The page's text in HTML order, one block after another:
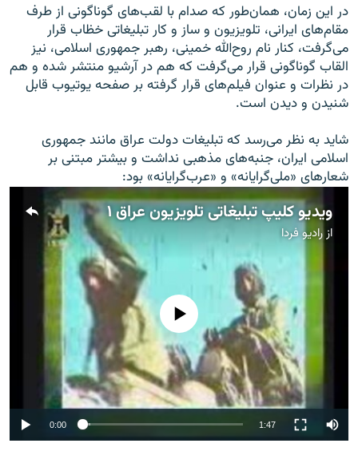
در این زمان، همان‌طور که صدام با لقب‌های گوناگونی از طرف
مقام‌های ایرانی، تلویزیون و ساز و کار تبلیغاتی خظاب قرار
می‌گرفت، کنار نام روح‌الله خمینی، رهبر جمهوری اسلامی، نیز
القاب گوناگونی قرار می‌گرفت که هم در آرشیو منتشر شده و هم
در نظرات و عنوان فیلم‌های قرار گرفته بر صفحه یوتیوب قابل
شنیدن و دیدن است.
شاید به نظر می‌رسد که تبلیغات دولت عراق مانند جمهوری
اسلامی ایران، جنبه‌های مذهبی نداشت و بیشتر مبتنی بر
شعارهای «ملی‌گرایانه» و «عرب‌گرایانه» بود:
ویدیو کلیپ تبلیغاتی تلویزیون عراق ۱
ازرادیو فردا
No media source currently available
0:00 1:47